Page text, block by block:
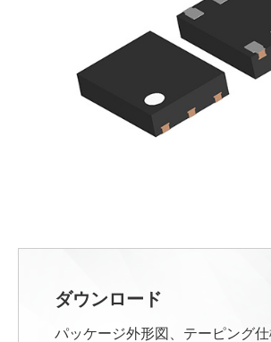
ダウンロード
パッケージ外形図、テーピング